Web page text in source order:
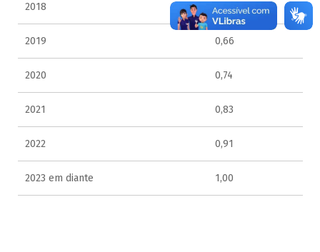
2018 0,57
2019 0,66
2020 0,74
2021 0,83
2022 0,91
2023 em diante 1,00